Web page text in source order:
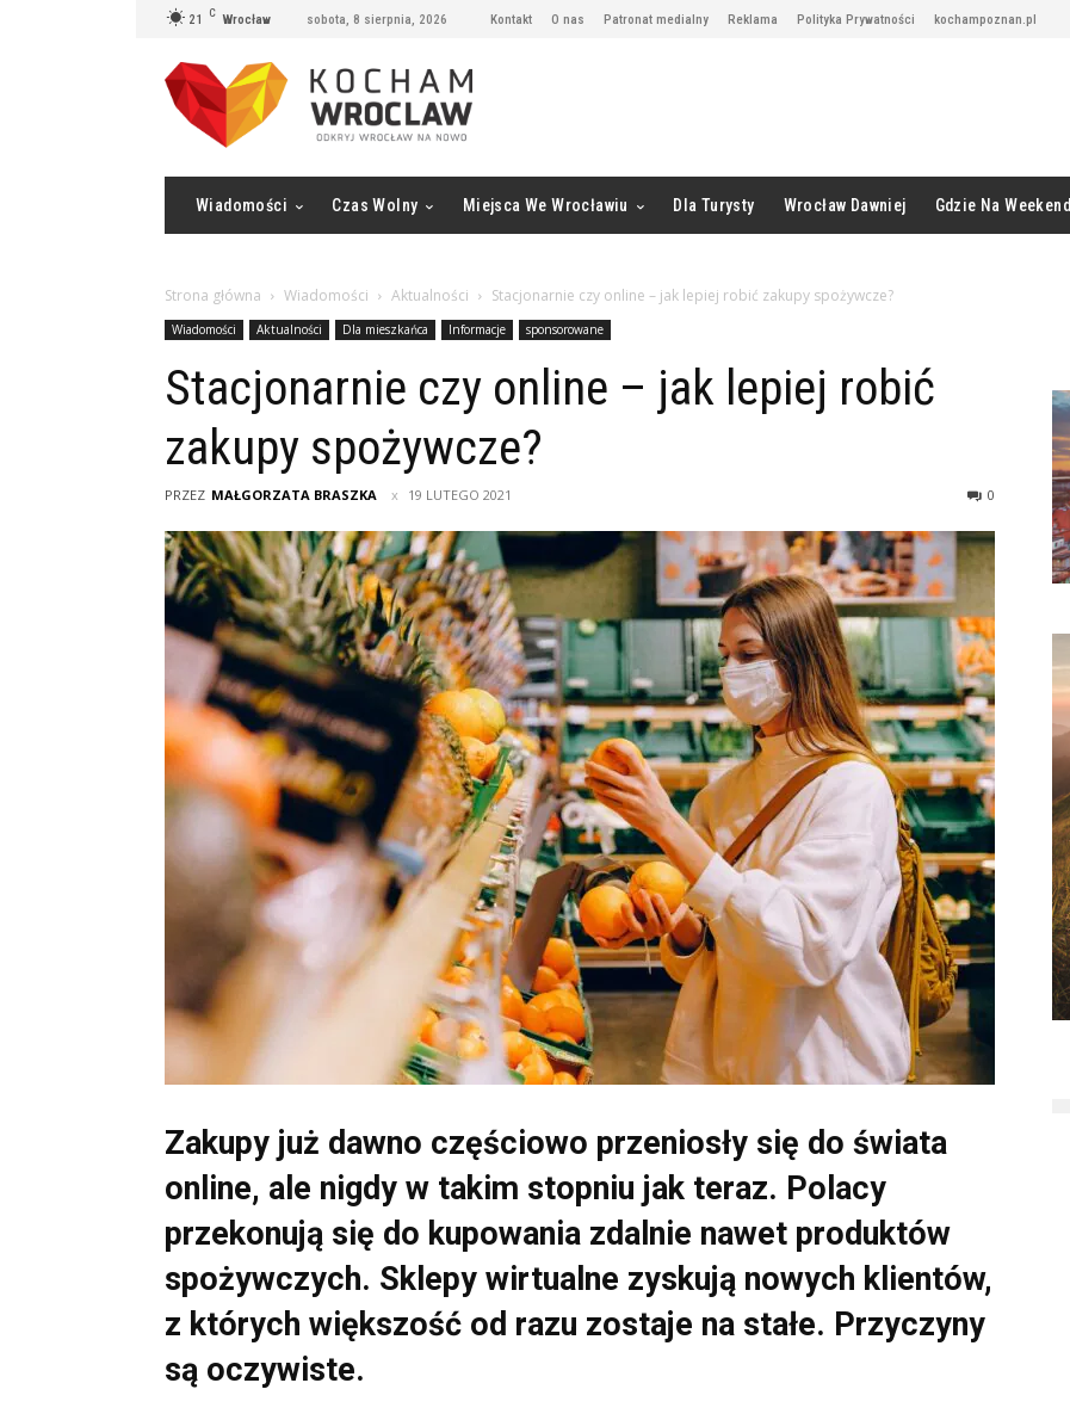
21 C Wrocław sobota, 8 sierpnia, 2026 Kontakt O nas Patronat medialny Reklama Polityka Prywatności kochampoznan.pl
Wiadomości Czas Wolny Miejsca We Wrocławiu Dla Turysty Wrocław Dawniej Gdzie Na Weekend
Strona główna Wiadomości Aktualności Stacjonarnie czy online – jak lepiej robić zakupy spożywcze?
Wiadomości Aktualności Dla mieszkańca Informacje sponsorowane
Stacjonarnie czy online – jak lepiej robić
zakupy spożywcze?
PRZEZ MAŁGORZATA BRASZKA 19 LUTEGO 2021 0
Zakupy już dawno częściowo przeniosły się do świata
online, ale nigdy w takim stopniu jak teraz. Polacy
przekonują się do kupowania zdalnie nawet produktów
spożywczych. Sklepy wirtualne zyskują nowych klientów,
z których większość od razu zostaje na stałe. Przyczyny
są oczywiste.